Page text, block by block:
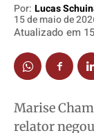
Política
TV Século
Educação
Segurança
Política
TV Século
Educação
Segurança
Política
TV Século
Educação
Segurança
Política
TV Século
Educação
Segurança
Por: Lucas
15 de maio de
Atualizado em
Marise
relator